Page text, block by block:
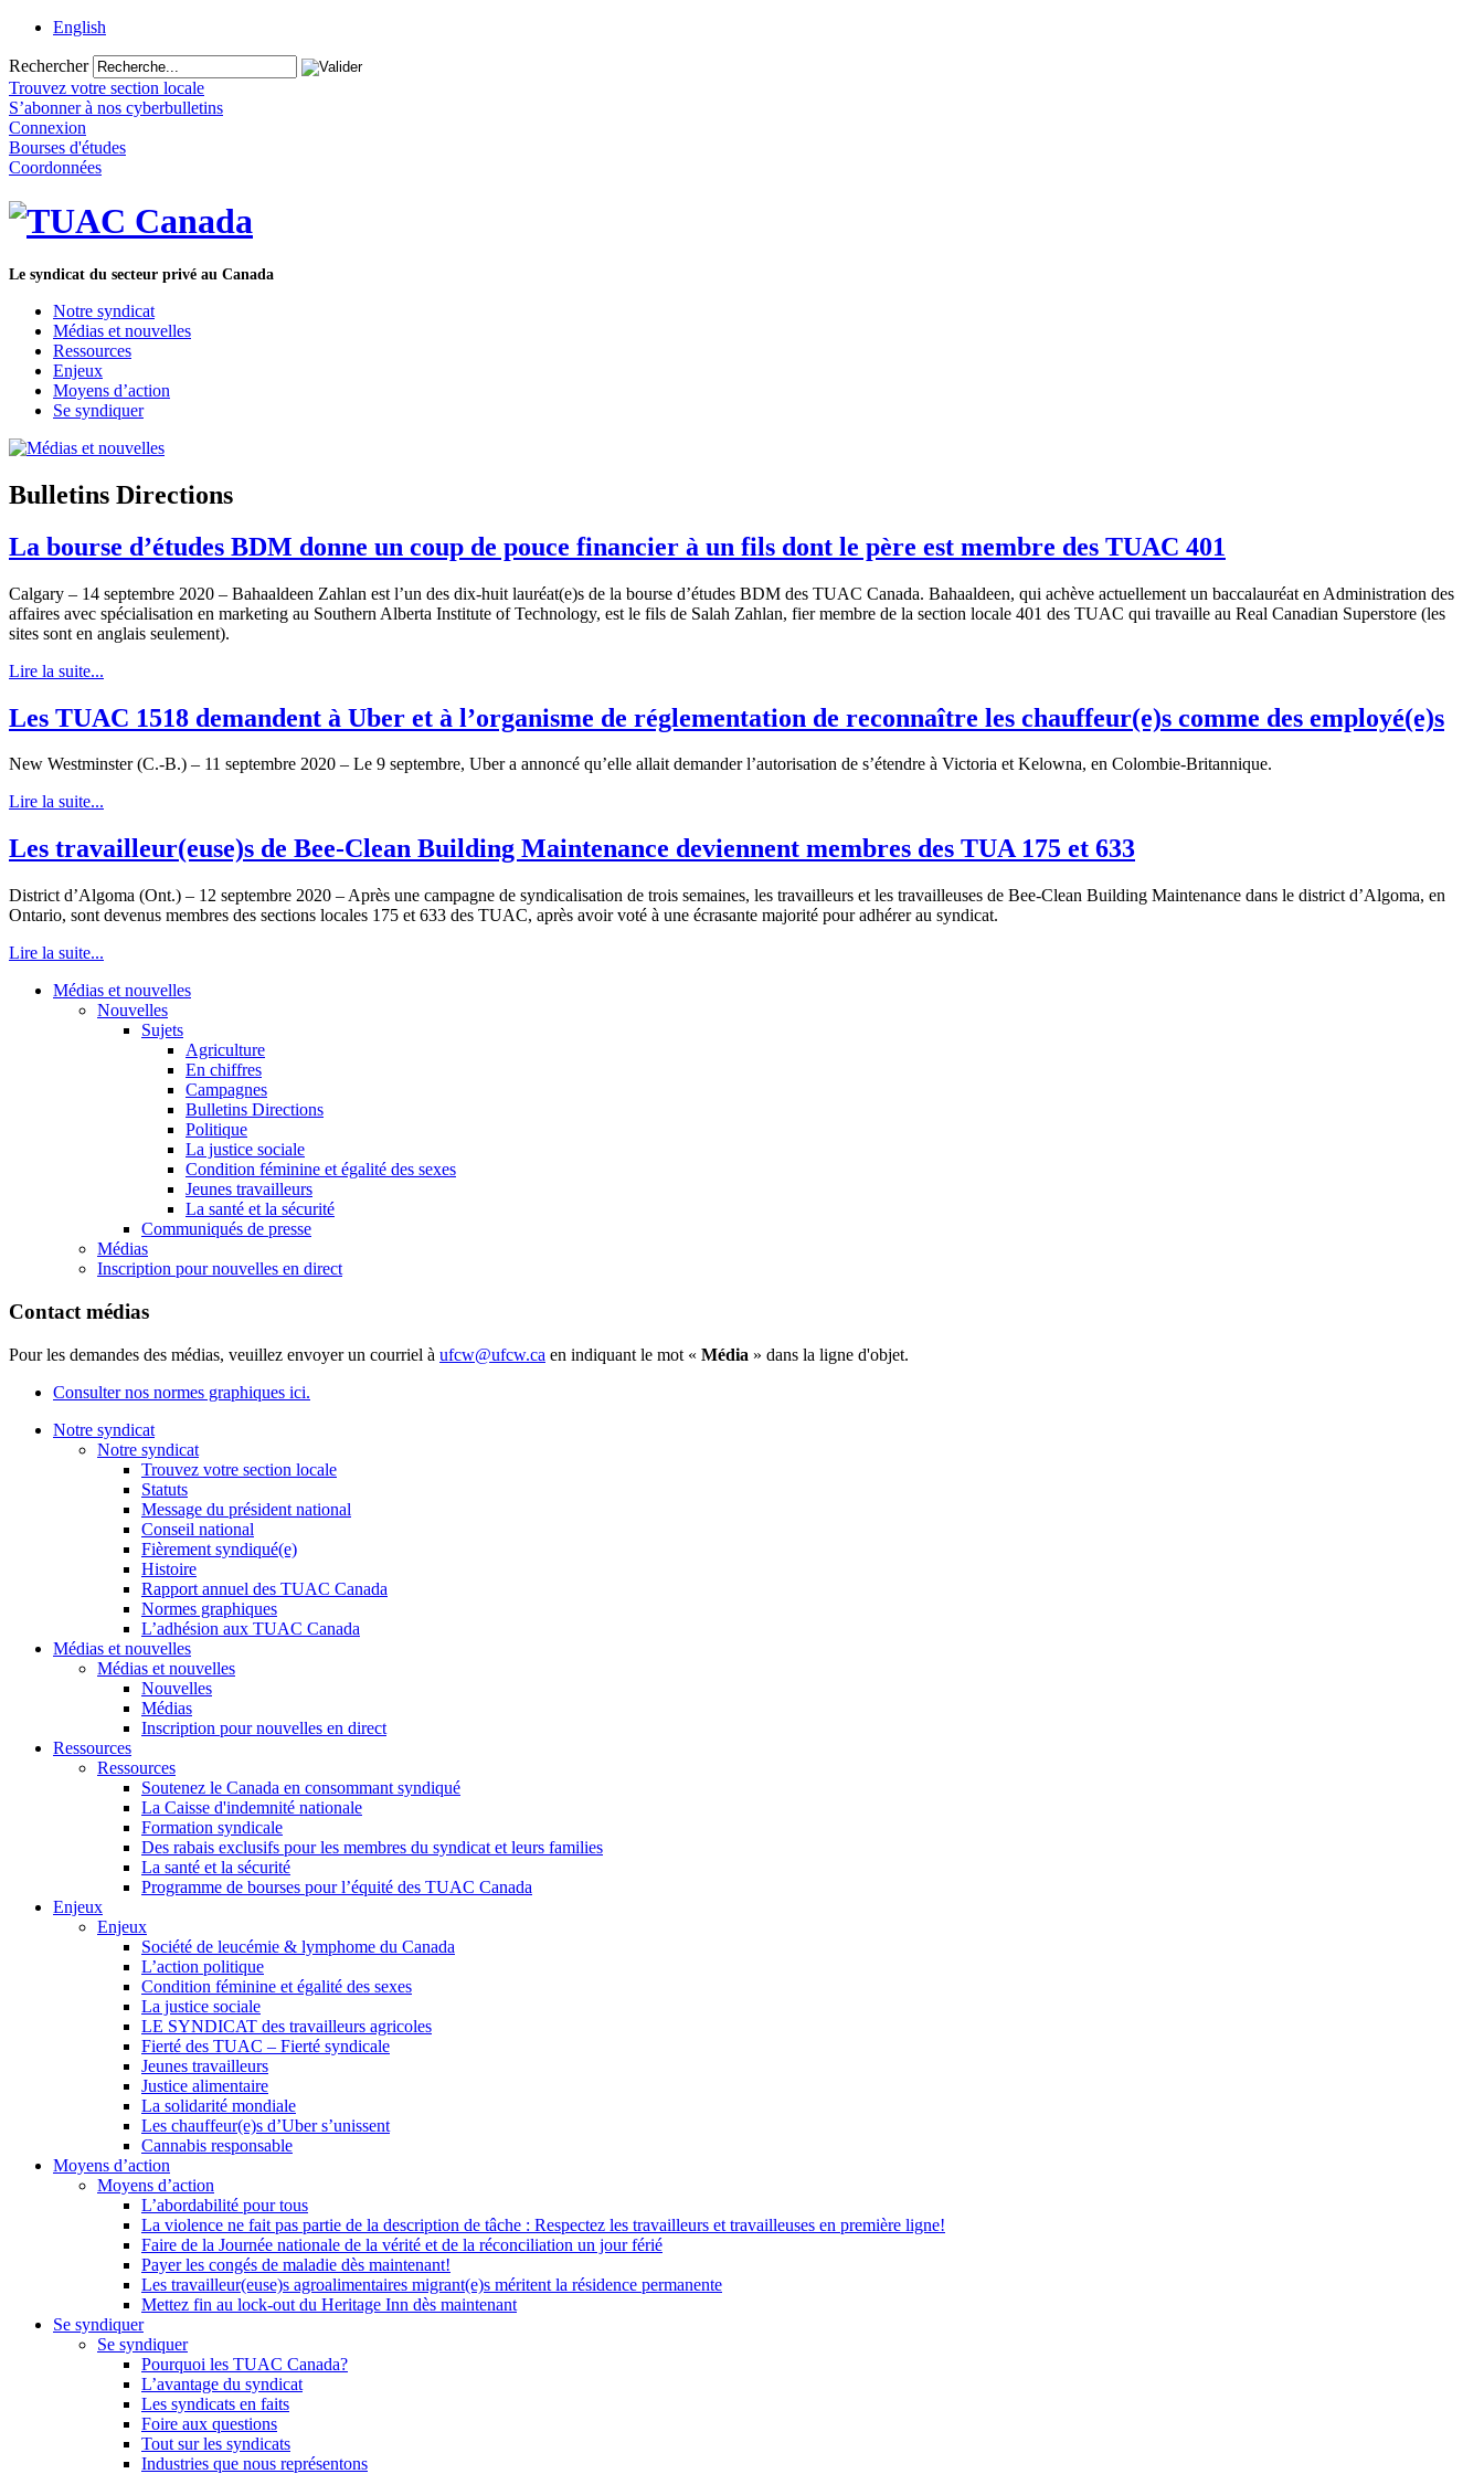
English
Rechercher
Trouvez votre section locale
S’abonner à nos cyberbulletins
Connexion
Bourses d'études
Coordonnées
Le syndicat du secteur privé au Canada
Notre syndicat
Médias et nouvelles
Ressources
Enjeux
Moyens d’action
Se syndiquer
Bulletins Directions
La bourse d’études BDM donne un coup de pouce financier à un fils dont le père est membre des TUAC 401
Calgary – 14 septembre 2020 – Bahaaldeen Zahlan est l’un des dix-huit lauréat(e)s de la bourse d’études BDM des TUAC Canada. Bahaaldeen, qui achève actuellement un baccalauréat en Administration des
affaires avec spécialisation en marketing au Southern Alberta Institute of Technology, est le fils de Salah Zahlan, fier membre de la section locale 401 des TUAC qui travaille au Real Canadian Superstore (les
sites sont en anglais seulement).
Lire la suite...
Les TUAC 1518 demandent à Uber et à l’organisme de réglementation de reconnaître les chauffeur(e)s comme des employé(e)s
New Westminster (C.-B.) – 11 septembre 2020 – Le 9 septembre, Uber a annoncé qu’elle allait demander l’autorisation de s’étendre à Victoria et Kelowna, en Colombie-Britannique.
Lire la suite...
Les travailleur(euse)s de Bee-Clean Building Maintenance deviennent membres des TUA 175 et 633
District d’Algoma (Ont.) – 12 septembre 2020 – Après une campagne de syndicalisation de trois semaines, les travailleurs et les travailleuses de Bee-Clean Building Maintenance dans le district d’Algoma, en
Ontario, sont devenus membres des sections locales 175 et 633 des TUAC, après avoir voté à une écrasante majorité pour adhérer au syndicat.
Lire la suite...
Médias et nouvelles
Nouvelles
Sujets
Agriculture
En chiffres
Campagnes
Bulletins Directions
Politique
La justice sociale
Condition féminine et égalité des sexes
Jeunes travailleurs
La santé et la sécurité
Communiqués de presse
Médias
Inscription pour nouvelles en direct
Contact médias
Pour les demandes des médias, veuillez envoyer un courriel à ufcw@ufcw.ca en indiquant le mot « Média » dans la ligne d'objet.
Consulter nos normes graphiques ici.
Notre syndicat
Notre syndicat
Trouvez votre section locale
Statuts
Message du président national
Conseil national
Fièrement syndiqué(e)
Histoire
Rapport annuel des TUAC Canada
Normes graphiques
L’adhésion aux TUAC Canada
Médias et nouvelles
Médias et nouvelles
Nouvelles
Médias
Inscription pour nouvelles en direct
Ressources
Ressources
Soutenez le Canada en consommant syndiqué
La Caisse d'indemnité nationale
Formation syndicale
Des rabais exclusifs pour les membres du syndicat et leurs families
La santé et la sécurité
Programme de bourses pour l’équité des TUAC Canada
Enjeux
Enjeux
Société de leucémie & lymphome du Canada
L’action politique
Condition féminine et égalité des sexes
La justice sociale
LE SYNDICAT des travailleurs agricoles
Fierté des TUAC – Fierté syndicale
Jeunes travailleurs
Justice alimentaire
La solidarité mondiale
Les chauffeur(e)s d’Uber s’unissent
Cannabis responsable
Moyens d’action
Moyens d’action
L’abordabilité pour tous
La violence ne fait pas partie de la description de tâche : Respectez les travailleurs et travailleuses en première ligne!
Faire de la Journée nationale de la vérité et de la réconciliation un jour férié
Payer les congés de maladie dès maintenant!
Les travailleur(euse)s agroalimentaires migrant(e)s méritent la résidence permanente
Mettez fin au lock-out du Heritage Inn dès maintenant
Se syndiquer
Se syndiquer
Pourquoi les TUAC Canada?
L’avantage du syndicat
Les syndicats en faits
Foire aux questions
Tout sur les syndicats
Industries que nous représentons